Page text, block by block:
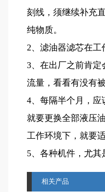
刻线，须继续补充
纯物质。
2、滤油器滤芯在工
3、在出厂之前肯
流量，看看有没有
4、每隔半个月，应
就要更换全部液压
工作环境下，就要
5、各种机件，尤
相关产品